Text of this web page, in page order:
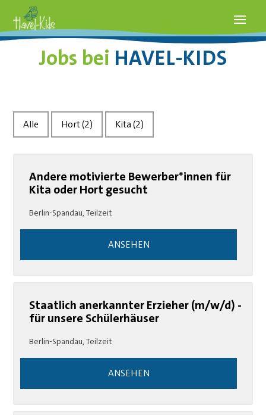
Jobs bei HAVEL-KIDS
Alle Hort(2) Kita(2)
Andere motivierte Bewerber*innen für
Kita oder Hort gesucht
Berlin-Spandau,Teilzeit
ANSEHEN
Staatlich anerkannter Erzieher (m/w/d) -
für unsere Schülerhäuser
Berlin-Spandau,Teilzeit
ANSEHEN